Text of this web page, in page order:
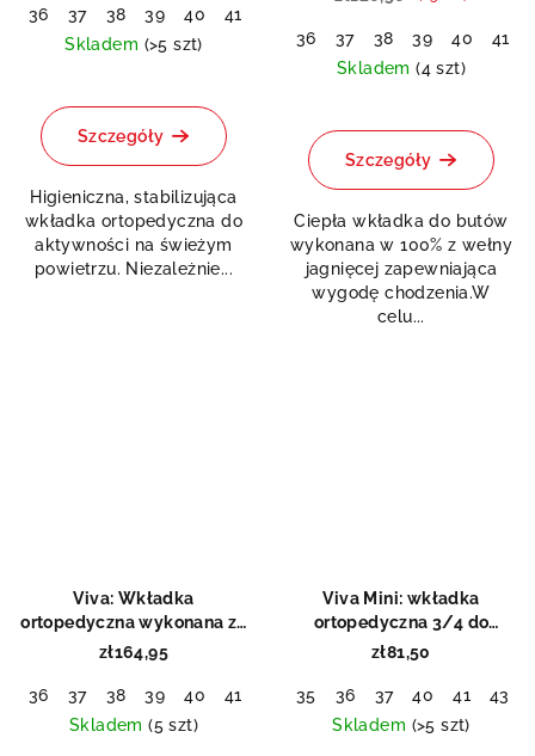
36 37 38 39 40 41
Skladem (>5 szt)
ocena
produktu
na
5
gwiazdek.
Szczegóły
Higieniczna, stabilizująca
wkładka ortopedyczna do
aktywności na świeżym
powietrzu. Niezależnie...
36 37 38 39 40 41
Skladem(4 szt)
ocena
produktu
na
5
gwiazdek.
Szczegóły
Ciepła wkładka do butów
wykonana w 100% z wełny
jagnięcej zapewniająca
wygodę chodzenia.W
celu...
Viva: Wkładka
ortopedyczna wykonana ze
skóry bydlęcej
zł164,95
36 37 38 39 40 41 43 44 45 46 47
48
Skladem(5 szt)
Viva Mini: wkładka
ortopedyczna 3/4 do
wąskich butów
zł81,50
35 36 37 40 41 43
Skladem (>5 szt)